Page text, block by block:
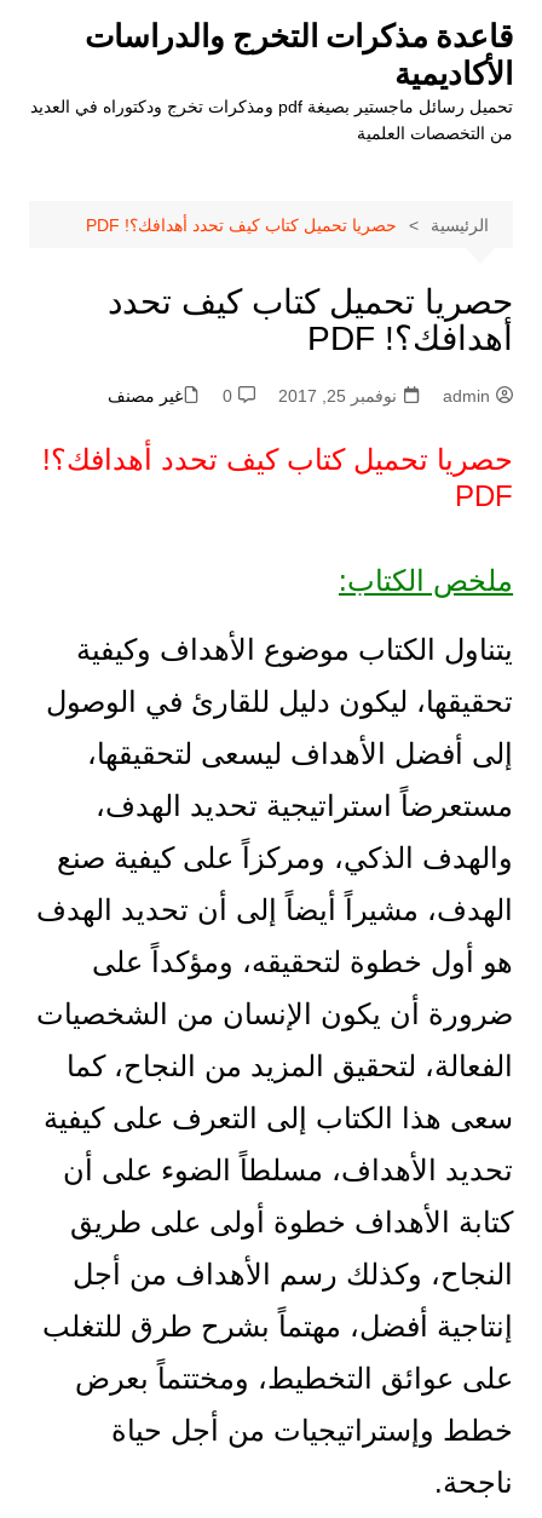
المحتوى
قاعدة مذكرات التخرج والدراسات
الأكاديمية
تحميل رسائل ماجستير بصيغة pdf ومذكرات تخرج ودكتوراه في العديد
من التخصصات العلمية
الرئيسية حصريا تحميل كتاب كيف تحدد أهدافك؟! PDF
حصريا تحميل كتاب كيف تحدد
أهدافك؟! PDF
admin نوفمبر 25, 2017 0 غير مصنف
حصريا تحميل كتاب كيف تحدد أهدافك؟!
PDF
ملخص الكتاب:
يتناول الكتاب موضوع الأهداف وكيفية
تحقيقها، ليكون دليل للقارئ في الوصول
إلى أفضل الأهداف ليسعى لتحقيقها،
مستعرضاً استراتيجية تحديد الهدف،
والهدف الذكي، ومركزاً على كيفية صنع
الهدف، مشيراً أيضاً إلى أن تحديد الهدف
هو أول خطوة لتحقيقه، ومؤكداً على
ضرورة أن يكون الإنسان من الشخصيات
الفعالة، لتحقيق المزيد من النجاح، كما
سعى هذا الكتاب إلى التعرف على كيفية
تحديد الأهداف، مسلطاً الضوء على أن
كتابة الأهداف خطوة أولى على طريق
النجاح، وكذلك رسم الأهداف من أجل
إنتاجية أفضل، مهتماً بشرح طرق للتغلب
على عوائق التخطيط، ومختتماً بعرض
خطط وإستراتيجيات من أجل حياة
ناجحة.